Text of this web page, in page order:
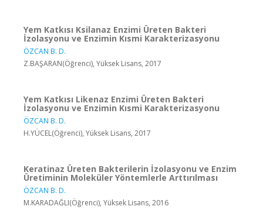
Yem Katkısı Ksilanaz Enzimi Üreten Bakteri
İzolasyonu ve Enzimin Kısmi Karakterizasyonu
ÖZCAN B. D.
Z.BAŞARAN(Öğrenci), Yüksek Lisans, 2017
Yem Katkısı Likenaz Enzimi Üreten Bakteri
İzolasyonu ve Enzimin Kısmi Karakterizasyonu
ÖZCAN B. D.
H.YÜCEL(Öğrenci), Yüksek Lisans, 2017
Keratinaz Üreten Bakterilerin İzolasyonu ve Enzim
Üretiminin Moleküler Yöntemlerle Arttırılması
ÖZCAN B. D.
M.KARADAĞLI(Öğrenci), Yüksek Lisans, 2016